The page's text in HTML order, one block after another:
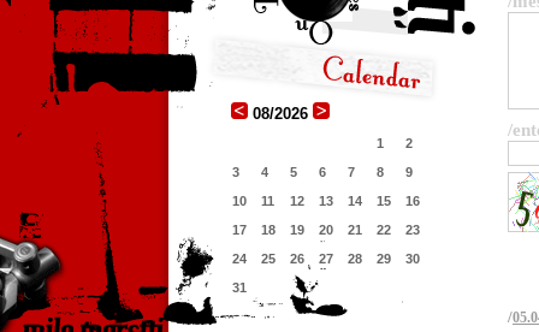
08/2026
1
2
3
4 5 6 7 8
9
10
11 12 13 14 15
16
17
18 19 20 21 22
23
24
25 26 27 28 29
30
31
/
/